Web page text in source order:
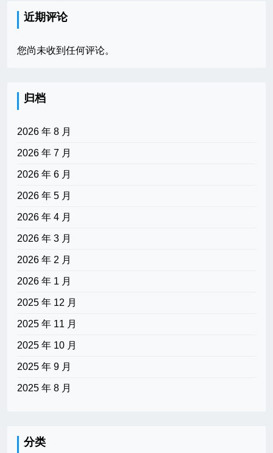
近期评论
您尚未收到任何评论。
归档
2026 年 8 月
2026 年 7 月
2026 年 6 月
2026 年 5 月
2026 年 4 月
2026 年 3 月
2026 年 2 月
2026 年 1 月
2025 年 12 月
2025 年 11 月
2025 年 10 月
2025 年 9 月
2025 年 8 月
分类